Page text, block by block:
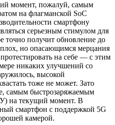
момент, пожалуй, самым
на флагманской SoC
смартфону
серьезным стимулом для
точно получит обновление до
но опасающимся мерцания
на себе — с этим
никаких улучшений со
высокой
тоже не может. Зато
самым быстрозаряжаемым
на текущий момент. В
смартфон с поддержкой 5G
камерой.